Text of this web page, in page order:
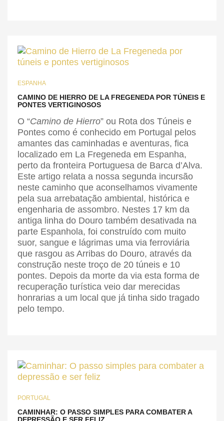
ESPANHA
CAMINO DE HIERRO DE LA FREGENEDA POR TÚNEIS E
PONTES VERTIGINOSOS
O “Camino de Hierro” ou Rota dos Túneis e
Pontes como é conhecido em Portugal pelos
amantes das caminhadas e aventuras, fica
localizado em La Fregeneda em Espanha,
perto da fronteira Portuguesa de Barca d’Alva.
Este artigo relata a nossa segunda incursão
neste caminho que aconselhamos vivamente
pela sua arrebatação ambiental, histórica e
engenharia de assombro. Nestes 17 km da
antiga linha do Douro também desativada na
parte Espanhola, foi construído com muito
suor, sangue e lágrimas uma via ferroviária
que rasgou as Arribas do Douro, através da
construção neste troço de 20 túneis e 10
pontes. Depois da morte da via esta forma de
recuperação turística veio dar merecidas
honrarias a um local que já tinha sido tragado
pelo tempo.
PORTUGAL
CAMINHAR: O PASSO SIMPLES PARA COMBATER A